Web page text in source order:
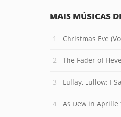
MAIS MÚSICAS
Christmas Eve
The Fader of
Lullay, Lullow: I
As Dew in Aprille